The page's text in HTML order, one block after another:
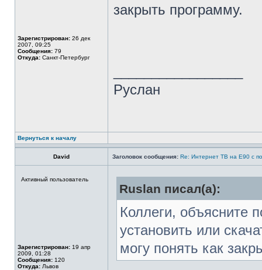
Зарегистрирован: 26 дек
2007, 09:25
Сообщения: 79
Откуда: Санкт-Петербург
закрыть программу.
Руслан
Вернуться к началу
David Заголовок сообщения: Re: Интернет ТВ на Е90 с
Активный пользователь
Зарегистрирован: 19 апр
2009, 01:28
Сообщения: 120
Откуда: Львов
Ruslan писал(а):
Коллеги, объясните
установить или
могу понять как